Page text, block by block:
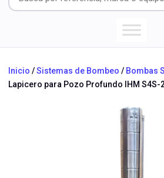
Inicio /Sistemas de Bombeo / Bombas
Lapicero para Pozo Profundo IHM S4S-